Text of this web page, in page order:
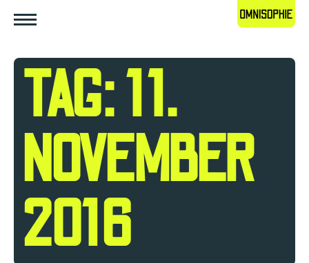
TAG: 11.
NOVEMBER
2016